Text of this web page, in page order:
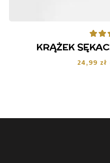
KRĄŻEK
24,99 zł